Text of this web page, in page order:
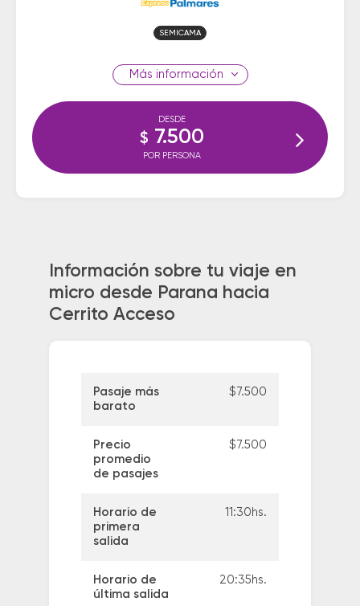
SEMICAMA
información
DESDE
$ 7.500
POR PERSONA
Información sobre tu viaje en
micro desde Parana hacia
Cerrito Acceso
Pasaje más
barato
$7.500
Precio
promedio
de pasajes
$7.500
Horario de
primera
salida
11:30hs.
Horario de
última salida
20:35hs.